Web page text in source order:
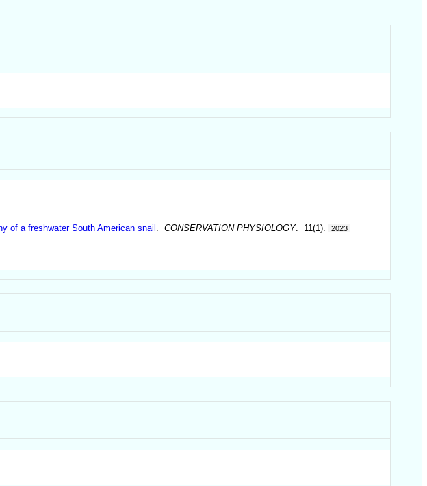
of a freshwater South American snail CONSERVATION PHYSIOLOGY. 11(1). 2023